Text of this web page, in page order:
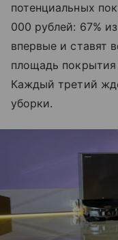
потенциальных
000 рублей: 67%
впервые и ставят
площадь
Каждый третий
уборки.